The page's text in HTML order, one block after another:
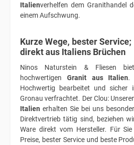
Italienverhelfen dem Granithandel
einem Aufschwung.
Kurze Wege, bester
direkt aus Italiens Brüchen
Ninos Naturstein & Fliesen
hochwertigen Granit aus Italien.
Hochwertig bearbeitet und sicher
Gronau verfrachtet. Der Clou:
Italien erhalten Sie bei uns
Direktvertrieb tätig sind, beziehen
Ware direkt vom Hersteller. Für
Preise, bester Service und beste